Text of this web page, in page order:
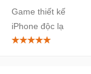
Game thiết kế
iPhone độc lạ